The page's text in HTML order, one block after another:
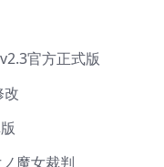
官方正式版
改
魔女裁判